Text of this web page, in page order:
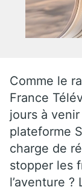
Comme le
France
jours à
plateforme
charge de
stopper les
l’aventure ?